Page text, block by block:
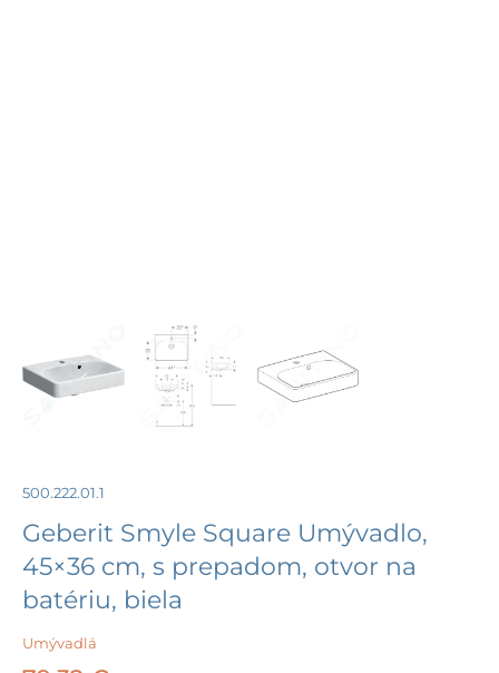
500.222.01.1
Geberit Smyle Square Umývadlo,
45×36 cm, s prepadom, otvor na
batériu, biela
Umývadlá